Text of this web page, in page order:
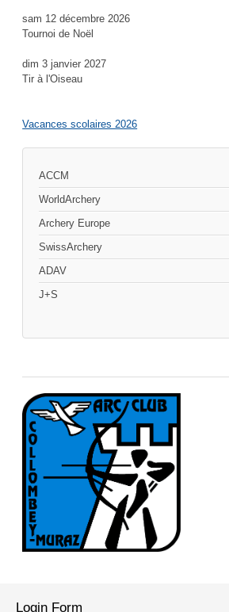
sam 12 décembre 2026
Tournoi de Noël
dim 3 janvier 2027
Tir à l'Oiseau
Vacances scolaires 2026
ACCM
WorldArchery
Archery Europe
SwissArchery
ADAV
J+S
Login Form